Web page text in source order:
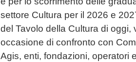
settore Cultura per il 2026 e
del Tavolo della Cultura di oggi,
occasione di confronto con
Agis, enti, fondazioni, operatori